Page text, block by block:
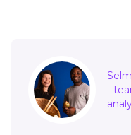
Sidebar
-